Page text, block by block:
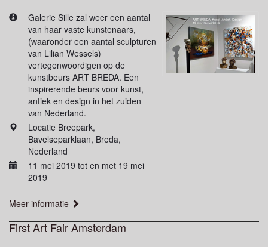
Galerie Sille zal weer een aantal
van haar vaste kunstenaars,
(waaronder een aantal sculpturen
van Lilian Wessels)
vertegenwoordigen op de
kunstbeurs ART BREDA. Een
inspirerende beurs voor kunst,
antiek en design in het zuiden
van Nederland.
Locatie Breepark,
Bavelseparklaan, Breda,
Nederland
11 mei 2019 tot en met 19 mei
2019
Meer informatie
First Art Fair Amsterdam